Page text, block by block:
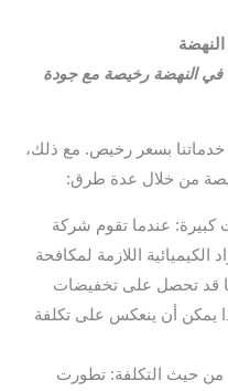
النهضة رخيصة مع جودة
بسعر رخيص. مع ذلك،
من خلال عدة طرق:
كبيرة: عندما تقوم شركة
اللازمة لمكافحة
قد تحصل على تخفيضات
يمكن أن ينعكس على تكلفة
من حيث التكلفة: تطورت